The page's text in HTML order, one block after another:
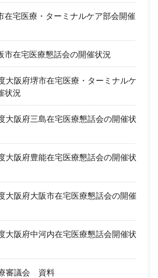
在宅医療・ターミナルケア部会開催
市在宅医療懇話会の開催状況
大阪府堺市在宅医療・ターミナルケ
状況
大阪府三島在宅医療懇話会の開催状
大阪府豊能在宅医療懇話会の開催状
大阪府大阪市在宅医療懇話会の開催
大阪府中河内在宅医療懇話会開催状
審議会 資料